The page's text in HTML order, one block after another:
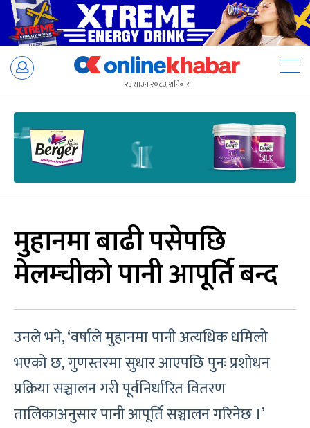
Skip
२३ साउन २०८३, शनिबार
मुहानमा बाढी पसेपछि
मेलम्चीको पानी आपूर्ति बन्द
उनले भने, ‘वर्षाले मुहानमा पानी अत्यधिक धमिलो
भएको छ, गुणस्तरमा सुधार आएपछि पुनः प्रशोधन
प्रक्रिया सञ्चालन गरी पूर्वनिर्धारित वितरण
तालिकाअनुसार पानी आपूर्ति सञ्चालन गरिनेछ ।’